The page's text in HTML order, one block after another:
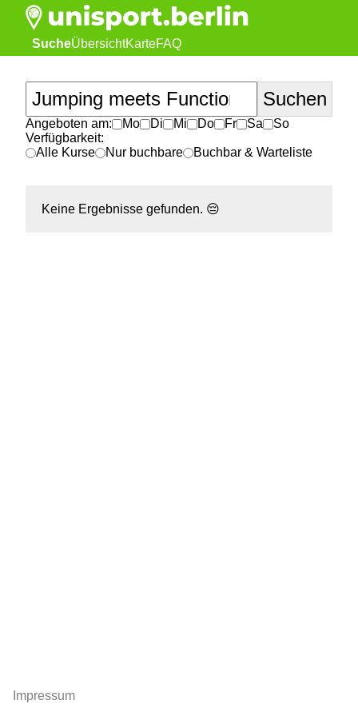
SucheÜbersichtKarteFAQ
Angeboten am: Mo Di Mi Do Fr Sa
So
Verfügbarkeit:
Alle Kurse
Nur buchbare Buchbar & Warteliste
Keine Ergebnisse gefunden. 😔
Impressum